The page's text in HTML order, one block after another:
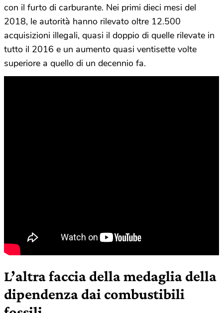
con il furto di carburante. Nei primi dieci mesi del
2018, le autorità hanno rilevato oltre 12.500
acquisizioni illegali, quasi il doppio di quelle rilevate in
tutto il 2016 e un aumento quasi ventisette volte
superiore a quello di un decennio fa.
L’altra faccia della medaglia della
dipendenza dai combustibili